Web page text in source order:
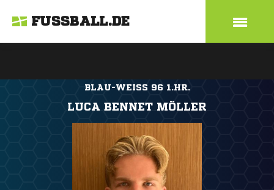
FUSSBALL.DE
BLAU-WEISS 96 1.HR.
LUCA BENNET MÖLLER